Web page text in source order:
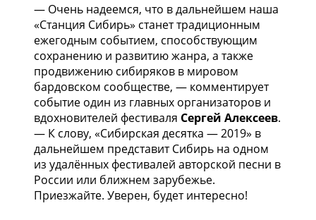
— Очень надеемся, что в дальнейшем наша
«Станция Сибирь» станет традиционным
ежегодным событием, способствующим
сохранению и развитию жанра, а также
продвижению сибиряков в мировом
бардовском сообществе, — комментирует
событие один из главных организаторов и
вдохновителей фестиваля Сергей Алексеев.
— К слову, «Сибирская десятка — 2019» в
дальнейшем представит Сибирь на одном
из удалённых фестивалей авторской песни в
России или ближнем зарубежье.
Приезжайте. Уверен, будет интересно!